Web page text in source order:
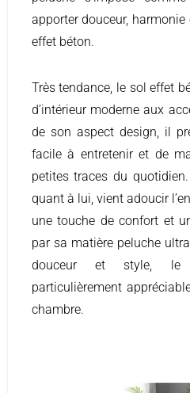
apporter douceur,
effet béton.
Très tendance, le sol effet
d’intérieur moderne aux
de son aspect design, il
facile à entretenir et de
petites traces du
quant à lui, vient adoucir
une touche de confort et
par sa matière peluche
douceur et style, le
particulièrement
chambre.